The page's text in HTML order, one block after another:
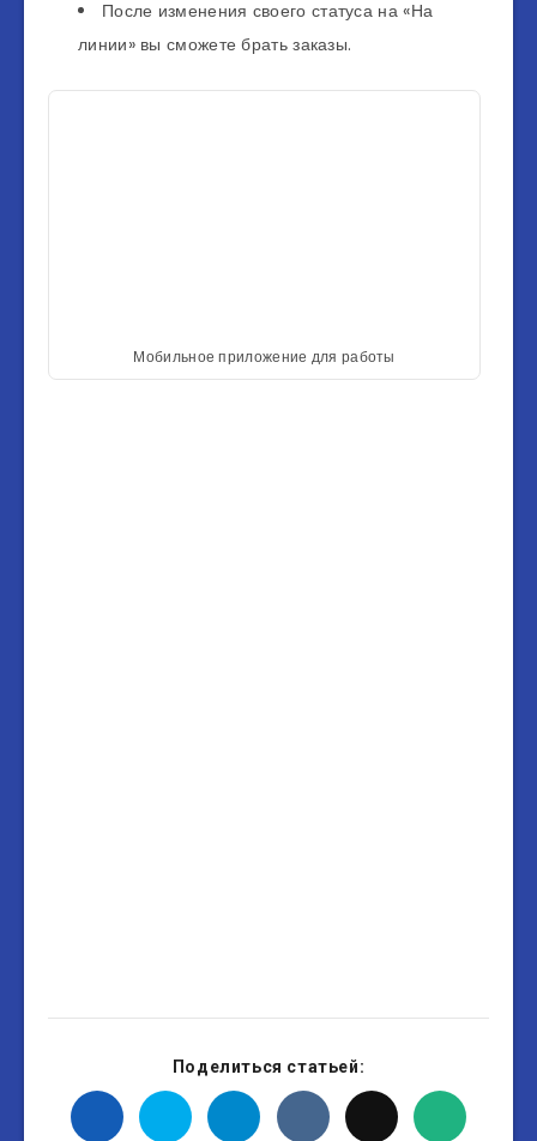
После изменения своего статуса на «На
линии» вы сможете брать заказы.
Мобильное приложение для работы
Поделиться статьей: